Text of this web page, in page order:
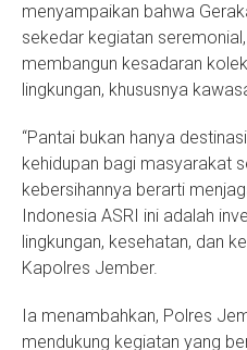
menyampaikan bahwa
sekedar kegiatan
membangun kesadaran
lingkungan, khususnya
“Pantai bukan hanya
kehidupan bagi masyarakat
kebersihannya berarti
Indonesia ASRI ini adalah
lingkungan, kesehatan, dan
Kapolres Jember.
Ia menambahkan, Polres
mendukung kegiatan yang